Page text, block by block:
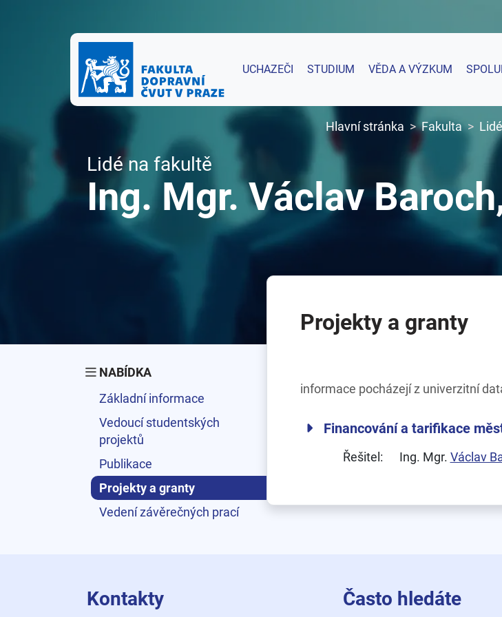
UCHAZEČI STUDIUM VĚDA A VÝZKUM
Hlavní stránka Fakulta
Lidé na fakultě
Ing. Mgr. Václav
NABÍDKA
Základní informace
Vedoucí studentských
projektů
Publikace
Projekty a granty
Vedení závěrečných prací
Projekty a granty
informace pocházejí z univerzitní
Financování a tarifikace
Řešitel: Ing. Mgr. Václav
Kontakty Často hledáte